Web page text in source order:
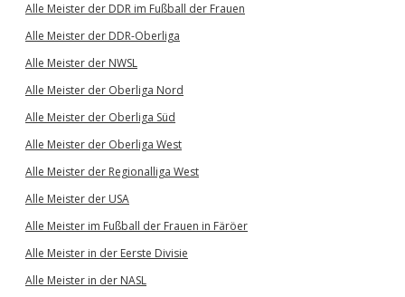
Alle Meister der DDR im Fußball der Frauen
Alle Meister der DDR-Oberliga
Alle Meister der NWSL
Alle Meister der Oberliga Nord
Alle Meister der Oberliga Süd
Alle Meister der Oberliga West
Alle Meister der Regionalliga West
Alle Meister der USA
Alle Meister im Fußball der Frauen in Färöer
Alle Meister in der Eerste Divisie
Alle Meister in der NASL